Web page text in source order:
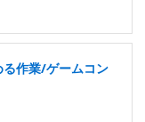
る作業/ゲームコン